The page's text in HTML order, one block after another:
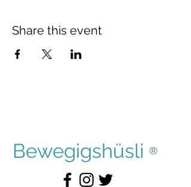
Share this event
Bewegigshüsli ®